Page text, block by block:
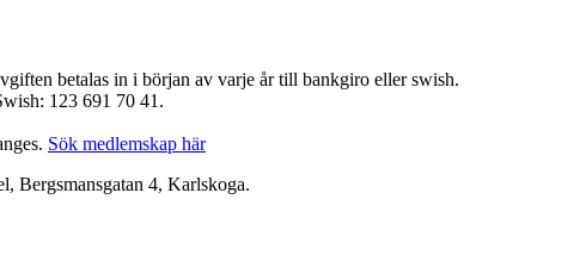
betalas in i början av varje år till bankgiro eller swish.
123 691 70 41.
Sök medlemskap här
Bergsmansgatan 4, Karlskoga.